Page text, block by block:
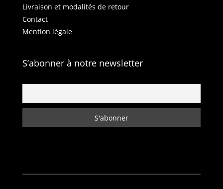
Livraison et modalités de retour
Contact
Mention légale
S’abonner à notre newsletter